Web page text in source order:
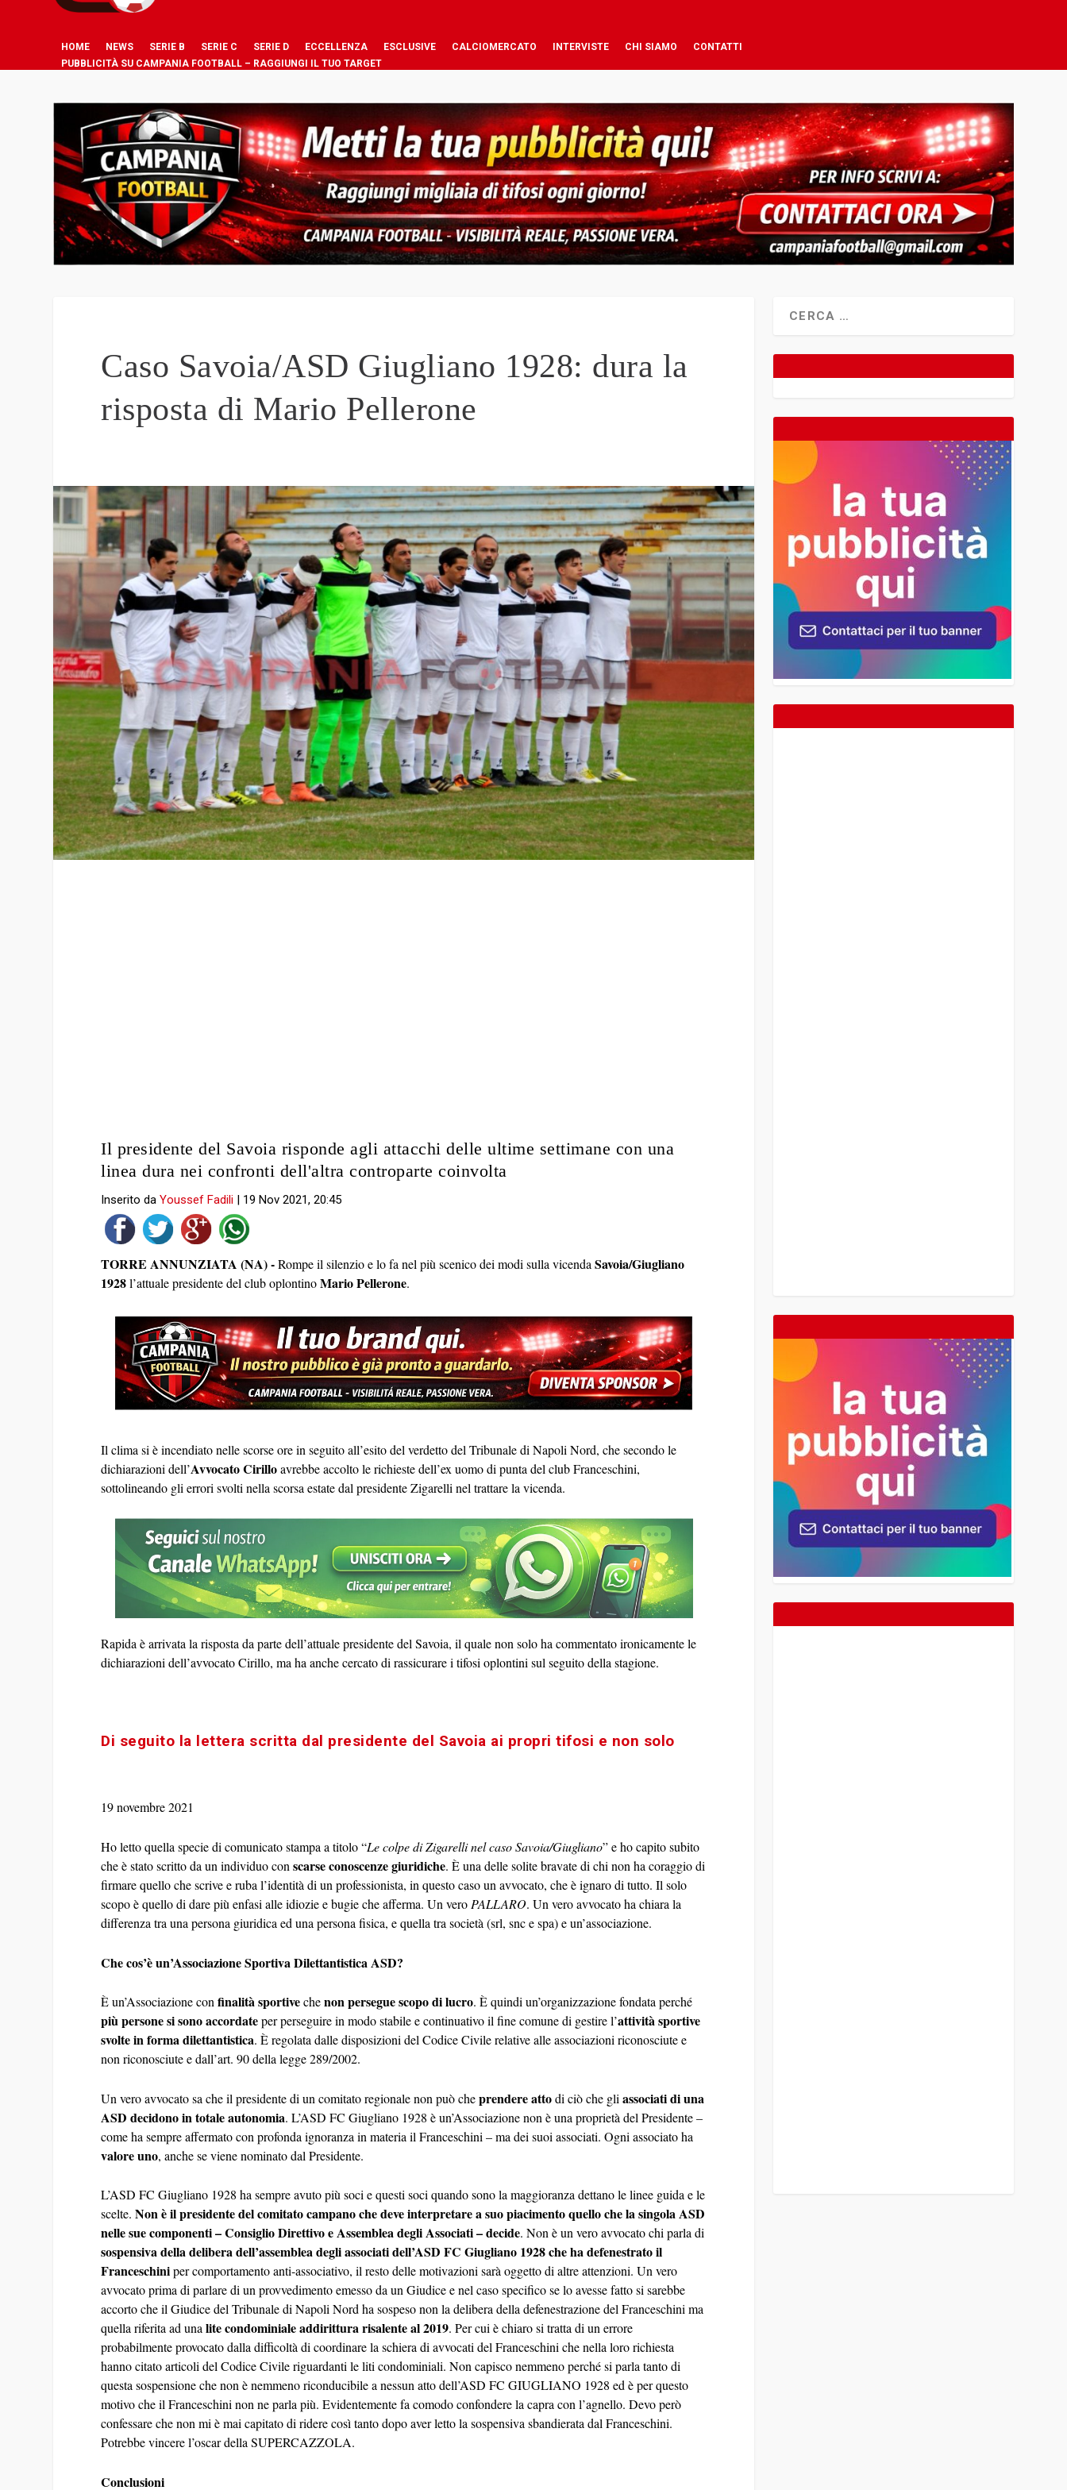
HOME NEWS SERIE B SERIE C SERIE D ECCELLENZA ESCLUSIVE CALCIOMERCATO INTERVISTE CHI SIAMO
CONTATTI
PUBBLICITÀ SU CAMPANIA FOOTBALL – RAGGIUNGI IL TUO TARGET
Caso Savoia/ASD Giugliano 1928: dura la
risposta di Mario Pellerone
Il presidente del Savoia risponde agli attacchi delle ultime settimane con una
linea dura nei confronti dell'altra controparte coinvolta
Inserito daYoussef Fadili | 19 Nov 2021, 20:45
TORRE ANNUNZIATA (NA) -Rompe il silenzio e lo fa nel più scenico dei modi sulla vicendaSavoia/Giugliano
1928l’attuale presidente del club oplontinoMario Pellerone.
Il clima si è incendiato nelle scorse ore in seguito all’esito del verdetto del Tribunale di Napoli Nord, che secondo le
dichiarazioni dell’Avvocato Cirilloavrebbe accolto le richieste dell’ex uomo di punta del club Franceschini,
sottolineando gli errori svolti nella scorsa estate dal presidente Zigarelli nel trattare la vicenda.
Rapida è arrivata la risposta da parte dell’attuale presidente del Savoia, il quale non solo ha commentato ironicamente le
dichiarazioni dell’avvocato Cirillo, ma ha anche cercato di rassicurare i tifosi oplontini sul seguito della stagione.
Di seguito la lettera scritta dal presidente del Savoia ai propri tifosi e non solo
19 novembre 2021
Ho letto quella specie di comunicato stampa a titolo “Le colpe di Zigarelli nel caso Savoia/Giugliano” e ho capito subito
che è stato scritto da un individuo conscarse conoscenze giuridiche. È una delle solite bravate di chi non ha coraggio di
firmare quello che scrive e ruba l’identità di un professionista, in questo caso un avvocato, che è ignaro di tutto. Il solo
scopo è quello di dare più enfasi alle idiozie e bugie che afferma. Un vero PALLARO. Un vero avvocato ha chiara la
differenza tra una persona giuridica ed una persona fisica, e quella tra società (srl, snc e spa) e un’associazione.
Che cos’è un’Associazione Sportiva Dilettantistica ASD?
È un’Associazione confinalità sportivechenon persegue scopo di lucro. È quindi un’organizzazione fondata perché
più persone si sono accordateper perseguire in modo stabile e continuativo il fine comune di gestire l’attività sportive
svolte in forma dilettantistica. È regolata dalle disposizioni del Codice Civile relative alle associazioni riconosciute e
non riconosciute e dall’art. 90 della legge 289/2002.
Un vero avvocato sa che il presidente di un comitato regionale non può cheprendere attodi ciò che gliassociati di una
ASD decidono in totale autonomia. L’ASD FC Giugliano 1928 è un’Associazione non è una proprietà del Presidente –
come ha sempre affermato con profonda ignoranza in materia il Franceschini – ma dei suoi associati. Ogni associato ha
valore uno, anche se viene nominato dal Presidente.
L’ASD FC Giugliano 1928 ha sempre avuto più soci e questi soci quando sono la maggioranza dettano le linee guida e le
scelte.Non è il presidente del comitato campano che deve interpretare a suo piacimento quello che la singola ASD
nelle sue componenti – Consiglio Direttivo e Assemblea degli Associati – decide. Non è un vero avvocato chi parla di
sospensiva della delibera dell’assemblea degli associati dell’ASD FC Giugliano 1928 che ha defenestrato il
Franceschiniper comportamento anti-associativo, il resto delle motivazioni sarà oggetto di altre attenzioni. Un vero
avvocato prima di parlare di un provvedimento emesso da un Giudice e nel caso specifico se lo avesse fatto si sarebbe
accorto che il Giudice del Tribunale di Napoli Nord ha sospeso non la delibera della defenestrazione del Franceschini ma
quella riferita ad unalite condominiale addirittura risalente al 2019. Per cui è chiaro si tratta di un errore
probabilmente provocato dalla difficoltà di coordinare la schiera di avvocati del Franceschini che nella loro richiesta
hanno citato articoli del Codice Civile riguardanti le liti condominiali. Non capisco nemmeno perché si parla tanto di
questa sospensione che non è nemmeno riconducibile a nessun atto dell’ASD FC GIUGLIANO 1928 ed è per questo
motivo che il Franceschini non ne parla più. Evidentemente fa comodo confondere la capra con l’agnello. Devo però
confessare che non mi è mai capitato di ridere così tanto dopo aver letto la sospensiva sbandierata dal Franceschini.
Potrebbe vincere l’oscar della SUPERCAZZOLA.
Conclusioni